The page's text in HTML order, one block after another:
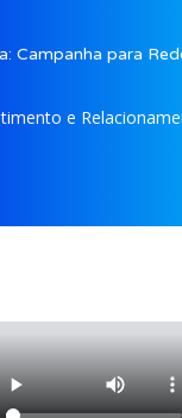
Campanha para
e